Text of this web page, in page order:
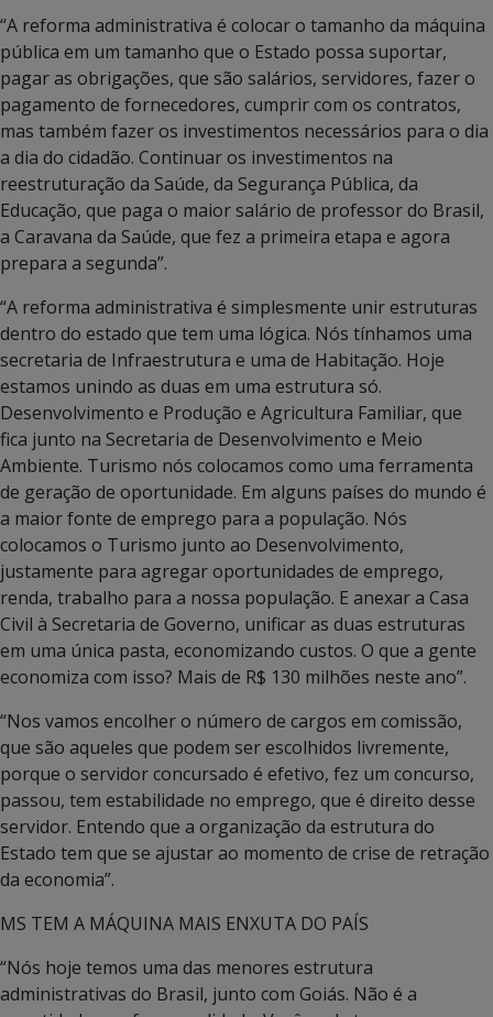
“A reforma administrativa é colocar o tamanho da máquina
pública em um tamanho que o Estado possa suportar,
pagar as obrigações, que são salários, servidores, fazer o
pagamento de fornecedores, cumprir com os contratos,
mas também fazer os investimentos necessários para o dia
a dia do cidadão. Continuar os investimentos na
reestruturação da Saúde, da Segurança Pública, da
Educação, que paga o maior salário de professor do Brasil,
a Caravana da Saúde, que fez a primeira etapa e agora
prepara a segunda”.
“A reforma administrativa é simplesmente unir estruturas
dentro do estado que tem uma lógica. Nós tínhamos uma
secretaria de Infraestrutura e uma de Habitação. Hoje
estamos unindo as duas em uma estrutura só.
Desenvolvimento e Produção e Agricultura Familiar, que
fica junto na Secretaria de Desenvolvimento e Meio
Ambiente. Turismo nós colocamos como uma ferramenta
de geração de oportunidade. Em alguns países do mundo é
a maior fonte de emprego para a população. Nós
colocamos o Turismo junto ao Desenvolvimento,
justamente para agregar oportunidades de emprego,
renda, trabalho para a nossa população. E anexar a Casa
Civil à Secretaria de Governo, unificar as duas estruturas
em uma única pasta, economizando custos. O que a gente
economiza com isso? Mais de R$ 130 milhões neste ano”.
“Nos vamos encolher o número de cargos em comissão,
que são aqueles que podem ser escolhidos livremente,
porque o servidor concursado é efetivo, fez um concurso,
passou, tem estabilidade no emprego, que é direito desse
servidor. Entendo que a organização da estrutura do
Estado tem que se ajustar ao momento de crise de retração
da economia”.
MS TEM A MÁQUINA MAIS ENXUTA DO PAÍS
“Nós hoje temos uma das menores estrutura
administrativas do Brasil, junto com Goiás. Não é a